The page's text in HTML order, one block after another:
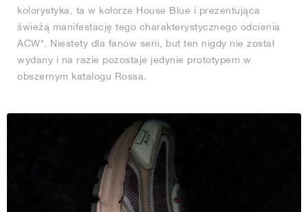
kolorystyka, ta w kolorze House Blue i prezentująca
świeżą manifestację tego charakterystycznego odcienia
ACW*. Niestety dla fanów serii, but ten nigdy nie został
wydany i na razie pozostaje jedynie prototypem w
obszernym katalogu Rossa.